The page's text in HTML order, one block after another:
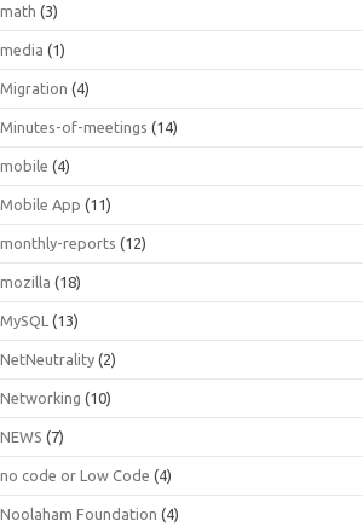
math (3)
media (1)
Migration (4)
Minutes-of-meetings (14)
mobile (4)
Mobile App (11)
monthly-reports (12)
mozilla (18)
MySQL (13)
NetNeutrality (2)
Networking (10)
NEWS (7)
no code or Low Code (4)
Noolaham Foundation (4)